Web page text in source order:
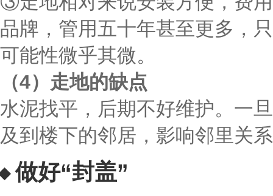
品牌，管用五十年甚至更多，
可能性微乎其微。
（4）走地的缺点
水泥找平，后期不好维护。一
及到楼下的邻居，影响邻里关
做好“封盖”